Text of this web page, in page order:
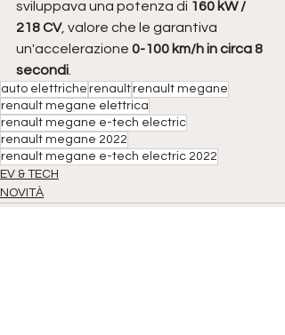
sviluppava una potenza di 160 kW /
218 CV, valore che le garantiva
un'accelerazione 0-100 km/h in circa 8
secondi
auto elettriche renaultrenault megane
renault megane elettrica
renault megane e-tech electric
renault megane 2022
renault megane e-tech electric 2022
EV & TECH
NOVITÀ